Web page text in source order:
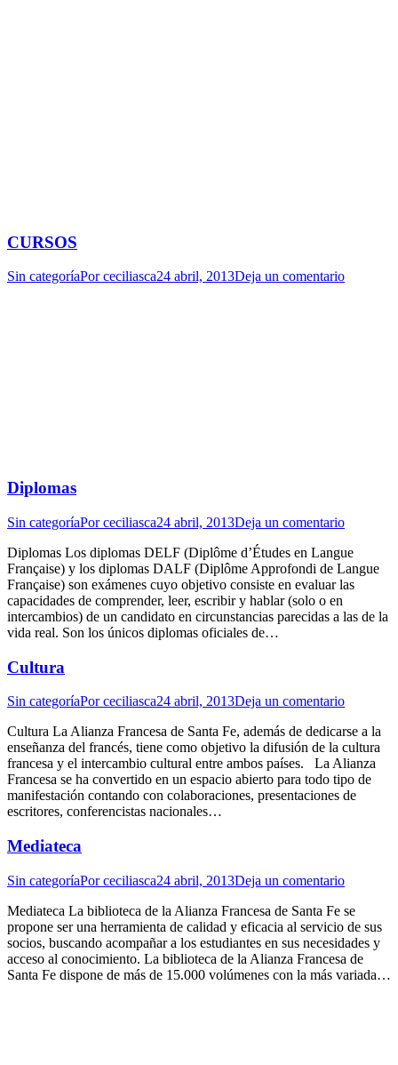
CURSOS
Sin categoríaPorceciliasca24 abril, 2013Deja un comentario
Diplomas
Sin categoríaPorceciliasca24 abril, 2013Deja un comentario
Diplomas Los diplomas DELF (Diplôme d’Études en Langue
Française) y los diplomas DALF (Diplôme Approfondi de Langue
Française) son exámenes cuyo objetivo consiste en evaluar las
capacidades de comprender, leer, escribir y hablar (solo o en
intercambios) de un candidato en circunstancias parecidas a las de la
vida real. Son los únicos diplomas oficiales de…
Cultura
Sin categoríaPorceciliasca24 abril, 2013Deja un comentario
Cultura La Alianza Francesa de Santa Fe, además de dedicarse a la
enseñanza del francés, tiene como objetivo la difusión de la cultura
francesa y el intercambio cultural entre ambos países. La Alianza
Francesa se ha convertido en un espacio abierto para todo tipo de
manifestación contando con colaboraciones, presentaciones de
escritores, conferencistas nacionales…
Mediateca
Sin categoríaPorceciliasca24 abril, 2013Deja un comentario
Mediateca La biblioteca de la Alianza Francesa de Santa Fe se
propone ser una herramienta de calidad y eficacia al servicio de sus
socios, buscando acompañar a los estudiantes en sus necesidades y
acceso al conocimiento. La biblioteca de la Alianza Francesa de
Santa Fe dispone de más de 15.000 volúmenes con la más variada…